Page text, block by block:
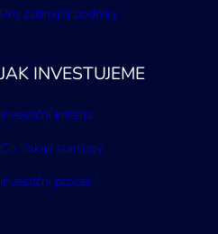
Pro začínající podniky
JAK INVESTUJEME
Investiční kritéria
Co získají startupy
Investiční proces